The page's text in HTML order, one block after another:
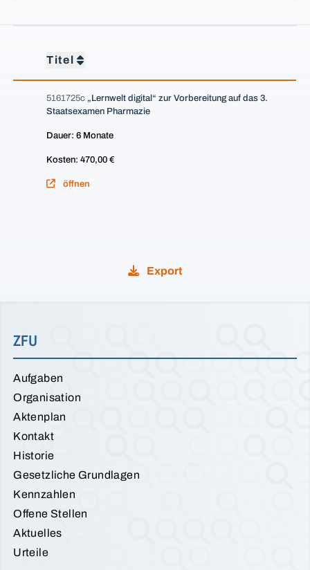
Titel
5161725c „Lernwelt digital“ zur Vorbereitung auf das 3.
Staatsexamen Pharmazie
Dauer: 6 Monate
Kosten: 470,00 €
öffnen
Export
ZFU
Aufgaben
Organisation
Aktenplan
Kontakt
Historie
Gesetzliche Grundlagen
Kennzahlen
Offene Stellen
Aktuelles
Urteile